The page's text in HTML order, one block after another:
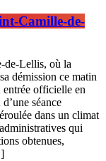
Camille-de-
de-Lellis, où la
démission ce matin
entrée officielle en
séance
dans un climat
qui
obtenues,